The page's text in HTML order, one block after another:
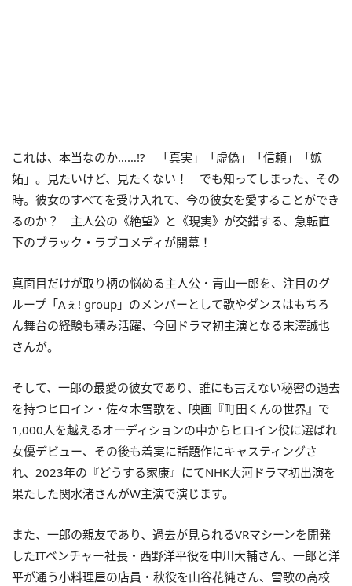
これは、本当なのか……!? 「真実」「虚偽」「信頼」「嫉
妬」。見たいけど、見たくない！ でも知ってしまった、その
時。彼女のすべてを受け入れて、今の彼女を愛することができ
るのか？ 主人公の《絶望》と《現実》が交錯する、急転直
下のブラック・ラブコメディが開幕！
真面目だけが取り柄の悩める主人公・青山一郎を、注目のグ
ループ「Aぇ! group」のメンバーとして歌やダンスはもちろ
ん舞台の経験も積み活躍、今回ドラマ初主演となる末澤誠也
さんが。
そして、一郎の最愛の彼女であり、誰にも言えない秘密の過去
を持つヒロイン・佐々木雪歌を、映画『町田くんの世界』で
1,000人を越えるオーディションの中からヒロイン役に選ばれ
女優デビュー、その後も着実に話題作にキャスティングさ
れ、2023年の『どうする家康』にてNHK大河ドラマ初出演を
果たした関水渚さんがW主演で演じます。
また、一郎の親友であり、過去が見られるVRマシーンを開発
したITベンチャー社長・西野洋平役を中川大輔さん、一郎と洋
平が通う小料理屋の店員・秋役を山谷花純さん、雪歌の高校